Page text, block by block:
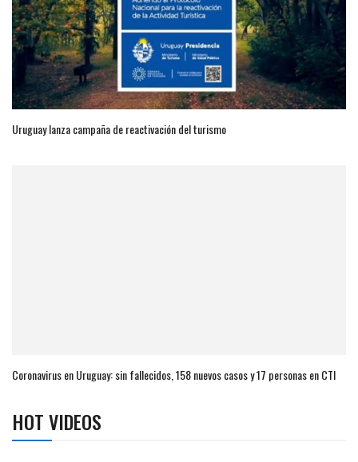
Uruguay lanza campaña de reactivación del turismo
Coronavirus en Uruguay: sin fallecidos, 158 nuevos casos y 17 personas en CTI
HOT VIDEOS